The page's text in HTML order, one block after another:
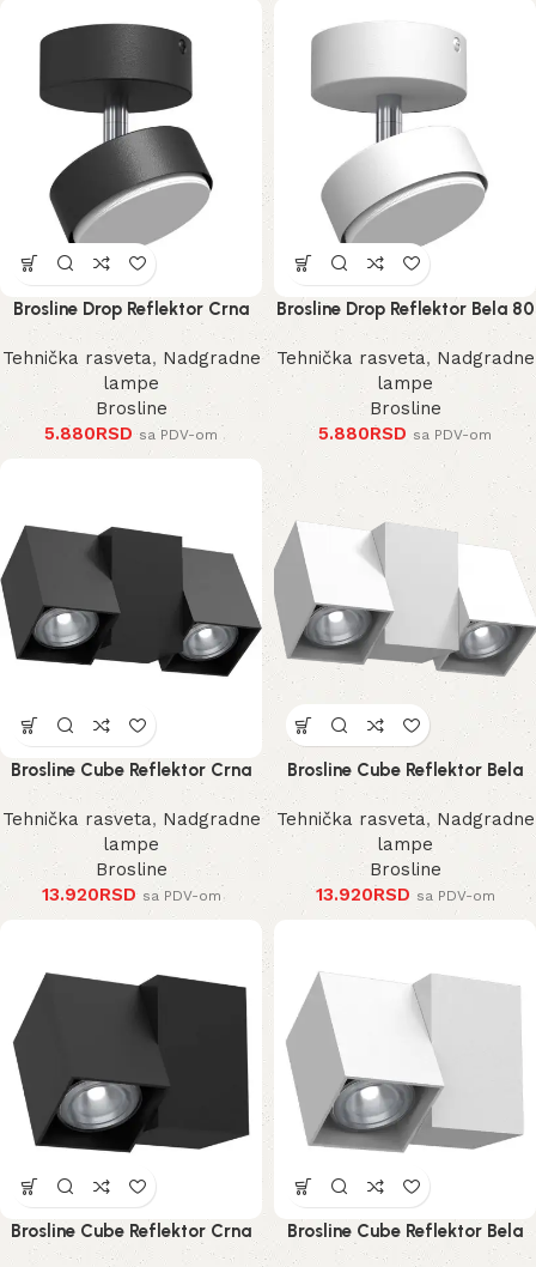
Brosline Drop Reflektor Crna
80 mm 100 mm
Tehnička rasveta, Nadgradne
lampe
Brosline
5.880RSD sa PDV-om
Brosline Drop Reflektor Bela 80
mm 100 mm
Tehnička rasveta, Nadgradne
lampe
Brosline
5.880RSD sa PDV-om
Brosline Cube Reflektor Crna
185 mm
Tehnička rasveta, Nadgradne
lampe
Brosline
13.920RSD sa PDV-om
Brosline Cube Reflektor Bela
185 mm
Tehnička rasveta, Nadgradne
lampe
Brosline
13.920RSD sa PDV-om
Brosline Cube Reflektor Crna
125 mm
Brosline Cube Reflektor Bela
125 mm